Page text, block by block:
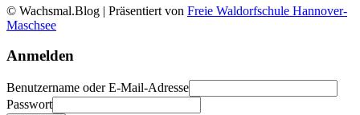
© Wachsmal.Blog | Präsentiert von Freie Waldorfschule Hannover-
Maschsee
Anmelden
Benutzername oder E-Mail-Adresse
Passwort